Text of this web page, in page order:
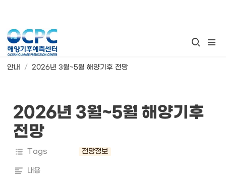
안내 / 2026년 3월~5월 해양기후 전망
2026년 3월~5월 해양기후
전망
Tags 전망정보
내용